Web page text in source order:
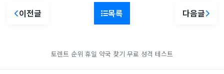
이전글 목록 다음글
토렌트 순위 휴일 약국 찾기 무료 성격 테스트